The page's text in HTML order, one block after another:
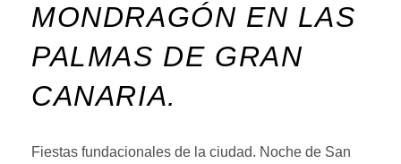
MONDRAGÓN EN LAS
PALMAS DE GRAN
CANARIA.
Fiestas fundacionales de la ciudad. Noche de San